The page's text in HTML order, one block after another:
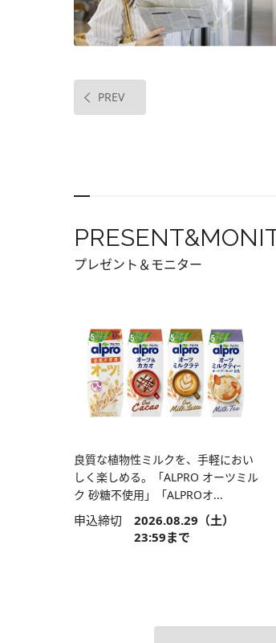
PREV
プレゼント＆モニター
良質な植物性ミルクを、手軽におい
しく楽しめる。「ALPRO オーツミル
ク 砂糖不使用」「ALPROオ...
申込締切 2026.08.29（土）
23:59まで